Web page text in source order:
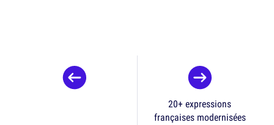
20+ expressions
françaises modernisées